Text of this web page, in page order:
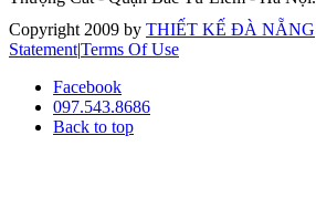
Copyright 2009 by THIẾT KẾ ĐÀ NẴNG
Statement|Terms Of Use
Facebook
097.543.8686
Back to top